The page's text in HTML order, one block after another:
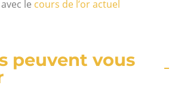
le cours de l’or actuel
peuvent vous